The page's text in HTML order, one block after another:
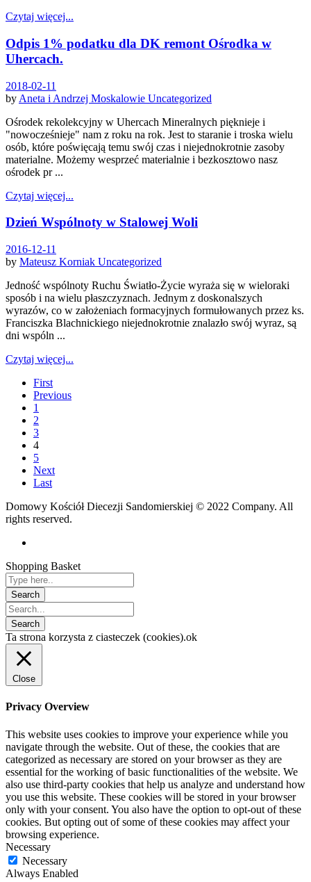
Czytaj więcej...
Odpis 1% podatku dla DK remont Ośrodka w
Uhercach.
2018-02-11
by Aneta i Andrzej Moskalowie Uncategorized
Ośrodek rekolekcyjny w Uhercach Mineralnych pięknieje i
"nowocześnieje" nam z roku na rok. Jest to staranie i troska wielu
osób, które poświęcają temu swój czas i niejednokrotnie zasoby
materialne. Możemy wesprzeć materialnie i bezkosztowo nasz
ośrodek pr ...
Czytaj więcej...
Dzień Wspólnoty w Stalowej Woli
2016-12-11
by Mateusz Korniak Uncategorized
Jedność wspólnoty Ruchu Światło-Życie wyraża się w wieloraki
sposób i na wielu płaszczyznach. Jednym z doskonalszych
wyrazów, co w założeniach formacyjnych formułowanych przez ks.
Franciszka Blachnickiego niejednokrotnie znalazło swój wyraz, są
dni wspóln ...
Czytaj więcej...
First
Previous
1
2
3
4
5
Next
Last
Domowy Kościół Diecezji Sandomierskiej © 2022 Company. All
rights reserved.
Shopping Basket
Ta strona korzysta z ciasteczek (cookies).ok
Close
Privacy Overview
This website uses cookies to improve your experience while you
navigate through the website. Out of these, the cookies that are
categorized as necessary are stored on your browser as they are
essential for the working of basic functionalities of the website. We
also use third-party cookies that help us analyze and understand how
you use this website. These cookies will be stored in your browser
only with your consent. You also have the option to opt-out of these
cookies. But opting out of some of these cookies may affect your
browsing experience.
Necessary
Necessary
Always Enabled